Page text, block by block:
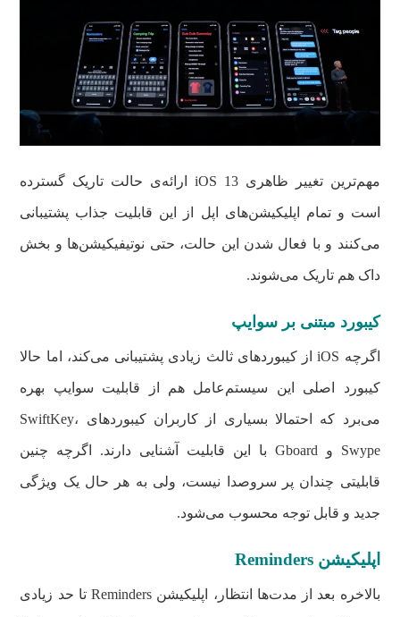
مهم‌ترین تغییر ظاهری iOS 13 ارائه‌ی حالت تاریک گسترده
است و تمام اپلیکیشن‌های اپل از این قابلیت جذاب پشتیبانی
می‌کنند و با فعال شدن این حالت، حتی نوتیفیکیشن‌ها و بخش
داک هم تاریک می‌شوند.
کیبورد مبتنی بر سوایپ
اگرچه iOS از کیبوردهای ثالث زیادی پشتیبانی می‌کند، اما حالا
کیبورد اصلی این سیستم‌عامل هم از قابلیت سوایپ بهره
می‌برد که احتمالا بسیاری از کاربران کیبوردهای SwiftKey،
Swype و Gboard با این قابلیت آشنایی دارند. اگرچه چنین
قابلیتی چندان پر سروصدا نیست، ولی به هر حال یک ویژگی
جدید و قابل توجه محسوب می‌شود.
اپلیکیشن Reminders
بالاخره بعد از مدت‌ها انتظار، اپلیکیشن Reminders تا حد زیادی